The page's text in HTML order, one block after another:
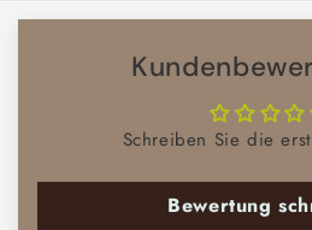
Title
Title
Schreiben Sie die
Bewertung